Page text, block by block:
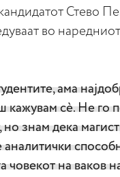
Стево
во
ама
кажувам сè. Не го
но знам дека
аналитички
човекот на ваков